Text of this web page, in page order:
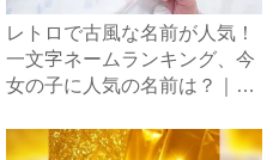
レトロで古風な名前が人気！
一文字ネームランキング、今
女の子に人気の名前は？｜ベ